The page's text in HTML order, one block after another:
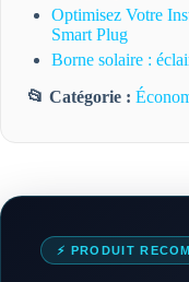
Optimisez Votre
Smart Plug
Borne solaire :
📂 Catégorie :
⚡ PRODUIT